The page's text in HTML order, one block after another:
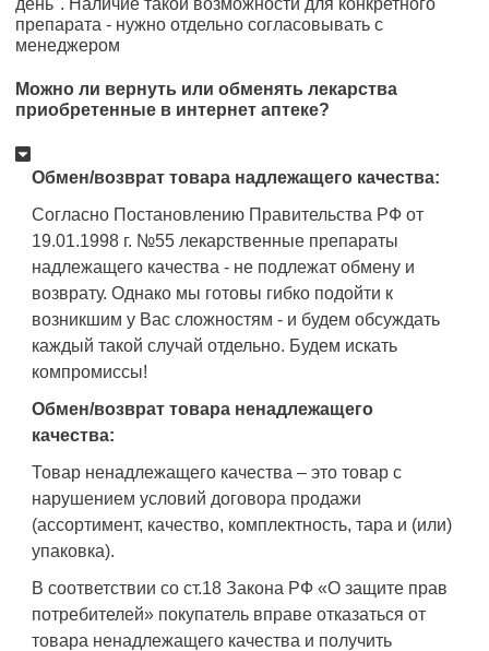
день". Наличие такой возможности для конкретного
препарата - нужно отдельно согласовывать с
менеджером
Можно ли вернуть или обменять лекарства
приобретенные в интернет аптеке?
Обмен/возврат товара надлежащего качества:
Согласно Постановлению Правительства РФ от
19.01.1998 г. №55 лекарственные препараты
надлежащего качества - не подлежат обмену и
возврату. Однако мы готовы гибко подойти к
возникшим у Вас сложностям - и будем обсуждать
каждый такой случай отдельно. Будем искать
компромиссы!
Обмен/возврат товара ненадлежащего
качества:
Товар ненадлежащего качества – это товар с
нарушением условий договора продажи
(ассортимент, качество, комплектность, тара и (или)
упаковка).
В соответствии со ст.18 Закона РФ «О защите прав
потребителей» покупатель вправе отказаться от
товара ненадлежащего качества и получить